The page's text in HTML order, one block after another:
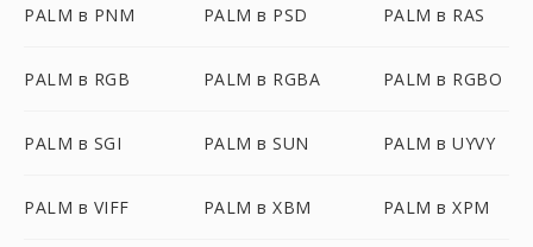
PALM в PNM PALM в PSD PALM в RAS
PALM в RGB PALM в RGBA PALM в RGBO
PALM в SGI PALM в SUN PALM в UYVY
PALM в VIFF PALM в XBM PALM в XPM